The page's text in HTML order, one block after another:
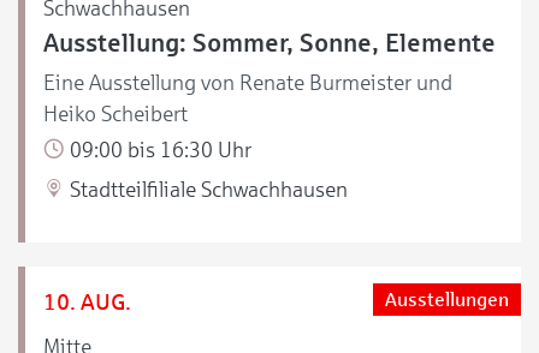
Schwachhausen
Ausstellung: Sommer, Sonne, Elemente
Eine Ausstellung von Renate Burmeister und
Heiko Scheibert
09:00 bis 16:30 Uhr
Stadtteilfiliale Schwachhausen
10. AUG.
Mitte
Ausstellungen